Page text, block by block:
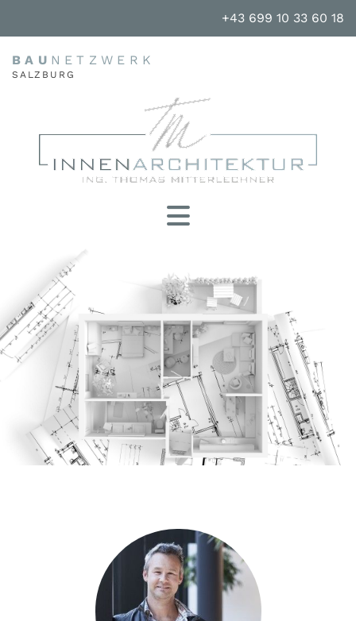
+43 699 10 33 60 18
BAU NETZWERK
SALZBURG